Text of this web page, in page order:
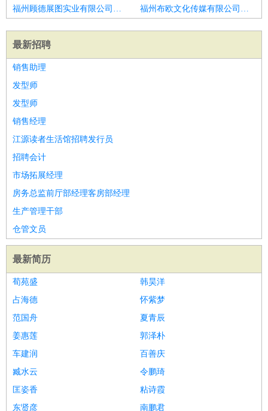
福州顾德展图实业有限公司招聘文员
福州布欧文化传媒有限公司招聘前台文员
最新招聘
销售助理
发型师
发型师
销售经理
江源读者生活馆招聘发行员
招聘会计
市场拓展经理
房务总监前厅部经理客房部经理
生产管理干部
仓管文员
最新简历
荀苑盛
韩昊洋
占海德
怀紫梦
范国舟
夏青辰
姜惠莲
郭泽朴
车建润
百善庆
臧水云
令鹏琦
匡姿香
粘诗霞
东贤彦
南鹏君